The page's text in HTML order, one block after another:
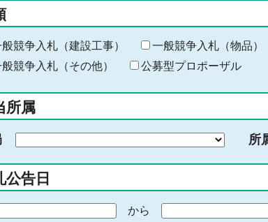
る
キ
ー
ー
入
力
競争入札（建設工事） 一般競争入札（物品）
競争入札（その他）
公募型プロポーザル
所属
所
公告日
から